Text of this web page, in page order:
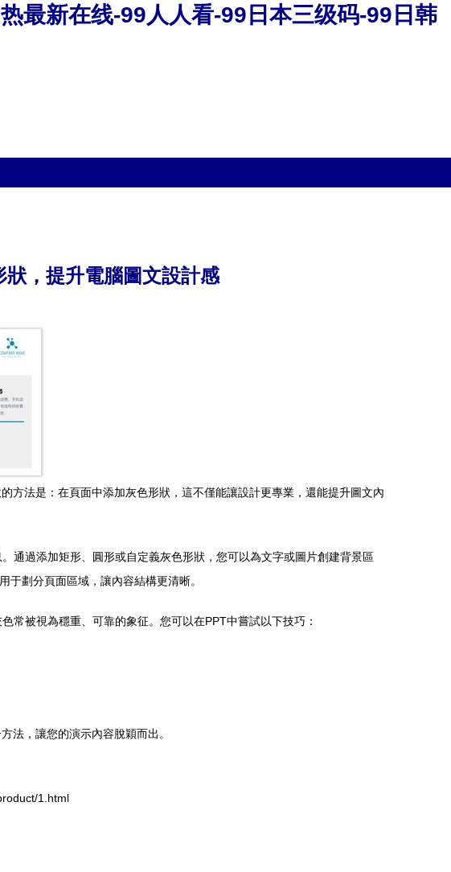
最新在线-99人人看-99日本三级码-99日韩
，提升電腦圖文設計感
法是：在頁面中添加灰色形狀，這不僅能讓設計更專業，還能提升圖文內
通過添加矩形、圓形或自定義灰色形狀，您可以為文字或圖片創建背景區
分頁面區域，讓內容結構更清晰。
色常被視為穩重、可靠的象征。您可以在PPT中嘗試以下技巧：
，讓您的演示內容脫穎而出。
1.html